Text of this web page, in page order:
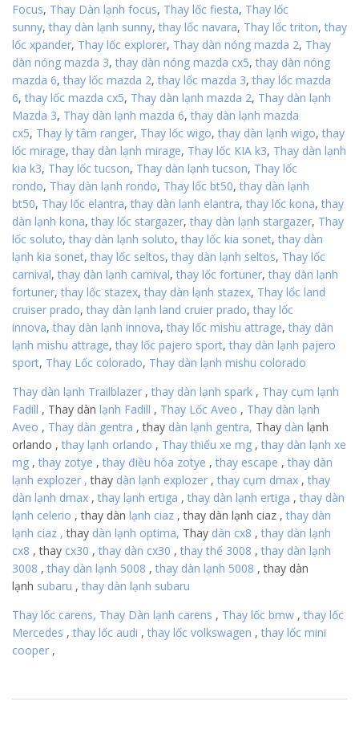
Focus, Thay Dàn lạnh focus, Thay lốc fiesta, Thay lốc
sunny, thay dàn lạnh sunny, thay lốc navara, Thay lốc triton, thay
lốc xpander, Thay lốc explorer, Thay dàn nóng mazda 2, Thay
dàn nóng mazda 3, thay dàn nóng mazda cx5, thay dàn nóng
mazda 6, thay lốc mazda 2, thay lốc mazda 3, thay lốc mazda
6, thay lốc mazda cx5, Thay dàn lạnh mazda 2, Thay dàn lạnh
Mazda 3, Thay dàn lạnh mazda 6, thay dàn lạnh mazda
cx5, Thay ly tâm ranger, Thay lốc wigo, thay dàn lạnh wigo, thay
lốc mirage, thay dàn lạnh mirage, Thay lốc KIA k3, Thay dàn lạnh
kia k3, Thay lốc tucson, Thay dàn lạnh tucson, Thay lốc
rondo, Thay dàn lạnh rondo, Thay lốc bt50, thay dàn lạnh
bt50, Thay lốc elantra, thay dàn lạnh elantra, thay lốc kona, thay
dàn lạnh kona, thay lốc stargazer, thay dàn lạnh stargazer, Thay
lốc soluto, thay dàn lạnh soluto, thay lốc kia sonet, thay dàn
lạnh kia sonet, thay lốc seltos, thay dàn lạnh seltos, Thay lốc
carnival, thay dàn lạnh carnival, thay lốc fortuner, thay dàn lạnh
fortuner, thay lốc stazex, thay dàn lạnh stazex, Thay lốc land
cruiser prado, thay dàn lạnh land cruier prado, thay lốc
innova, thay dàn lạnh innova, thay lốc mishu attrage, thay dàn
lạnh mishu attrage, thay lốc pajero sport, thay dàn lạnh pajero
sport, Thay Lốc colorado, Thay dàn lạnh mishu colorado
Thay dàn lạnh Trailblazer , thay dàn lạnh spark , Thay cụm lạnh
Fadill , Thay dàn lạnh Fadill , Thay Lốc Aveo , Thay dàn lạnh
Aveo , Thay dàn gentra , thay dàn lạnh gentra, Thay dàn lạnh
orlando , thay lạnh orlando , Thay thiếu xe mg , thay dàn lạnh xe
mg , thay zotye , thay điều hòa zotye , thay escape , thay dàn
lạnh explozer , thay dàn lạnh explozer , thay cụm dmax , thay
dàn lạnh dmax , thay lạnh ertiga , thay dàn lạnh ertiga , thay dàn
lạnh celerio , thay dàn lạnh ciaz , thay dàn lạnh ciaz , thay dàn
lạnh ciaz , thay dàn lạnh optima, Thay dàn cx8 , thay dàn lạnh
cx8 , thay cx30 , thay dàn cx30 , thay thế 3008 , thay dàn lạnh
3008 , thay dàn lạnh 5008 , thay dàn lạnh 5008 , thay dàn
lạnh subaru , thay dàn lạnh subaru
Thay lốc carens, Thay Dàn lạnh carens , Thay lốc bmw , thay lốc
Mercedes , thay lốc audi , thay lốc volkswagen , thay lốc mini
cooper ,